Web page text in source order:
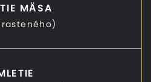
MÄSA